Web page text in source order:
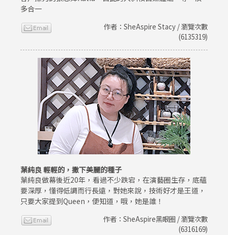
多合一
作者：SheAspire Stacy / 瀏覽次數
(6135319)
葉純良 輕輕的，撒下美麗的種子
葉純良做幕後近20年，看過不少跌宕，在演藝圈生存，底蘊
要深厚，懂得低調而行長遠，對她來說，技術好才是王道，
只要大家提到Queen，便知道，哦，她是誰！
作者：SheAspire黑眼圈 / 瀏覽次數
(6316169)